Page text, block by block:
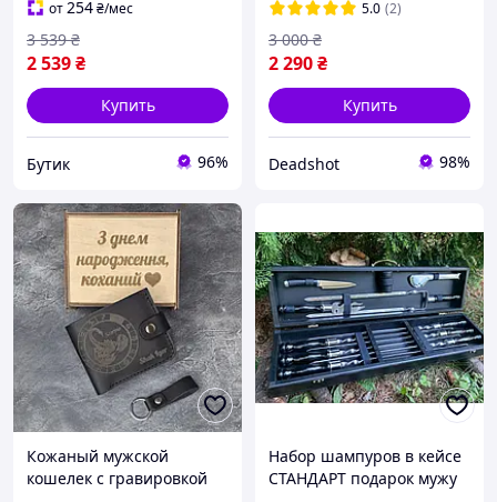
мужской смарт презент
от254₴/мес
2 539₴
3 539 ₴
Купить
Бутик 96%
день рождение,
5.0 (2)
2 290₴
3 000 ₴
Купить
Deadshot 98%
Кожаный мужской
кошелек с гравировкой
Набор шампуров в кейсе
СТАНДАРТ подарок мужу